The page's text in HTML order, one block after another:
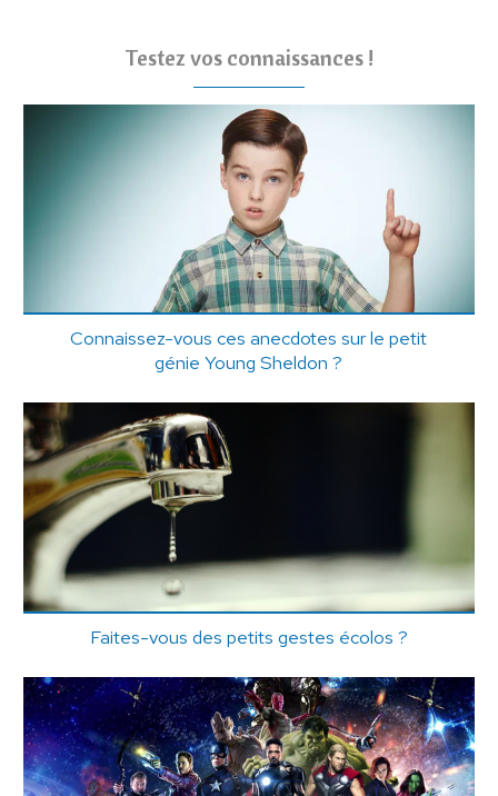
Testez vos connaissances !
Connaissez-vous ces anecdotes sur le petit
génie Young Sheldon ?
Faites-vous des petits gestes écolos ?